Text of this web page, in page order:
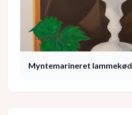
Myntemarineret lammekød